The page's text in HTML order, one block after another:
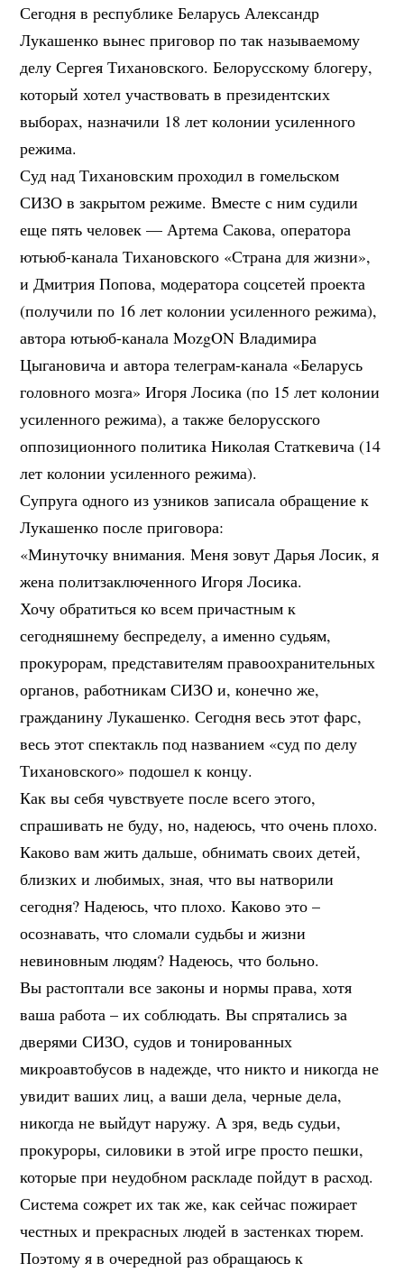
Сегодня в республике Беларусь Александр
Лукашенко вынес приговор по так называемому
делу Сергея Тихановского. Белорусскому блогеру,
который хотел участвовать в президентских
выборах, назначили 18 лет колонии усиленного
режима.
Суд над Тихановским проходил в гомельском
СИЗО в закрытом режиме. Вместе с ним судили
еще пять человек — Артема Сакова, оператора
ютьюб-канала Тихановского «Страна для жизни»,
и Дмитрия Попова, модератора соцсетей проекта
(получили по 16 лет колонии усиленного режима),
автора ютьюб-канала MozgON Владимира
Цыгановича и автора телеграм-канала «Беларусь
головного мозга» Игоря Лосика (по 15 лет колонии
усиленного режима), а также белорусского
оппозиционного политика Николая Статкевича (14
лет колонии усиленного режима).
Супруга одного из узников записала обращение к
Лукашенко после приговора:
«Минуточку внимания. Меня зовут Дарья Лосик, я
жена политзаключенного Игоря Лосика.
Хочу обратиться ко всем причастным к
сегодняшнему беспределу, а именно судьям,
прокурорам, представителям правоохранительных
органов, работникам СИЗО и, конечно же,
гражданину Лукашенко. Сегодня весь этот фарс,
весь этот спектакль под названием «суд по делу
Тихановского» подошел к концу.
Как вы себя чувствуете после всего этого,
спрашивать не буду, но, надеюсь, что очень плохо.
Каково вам жить дальше, обнимать своих детей,
близких и любимых, зная, что вы натворили
сегодня? Надеюсь, что плохо. Каково это –
осознавать, что сломали судьбы и жизни
невиновным людям? Надеюсь, что больно.
Вы растоптали все законы и нормы права, хотя
ваша работа – их соблюдать. Вы спрятались за
дверями СИЗО, судов и тонированных
микроавтобусов в надежде, что никто и никогда не
увидит ваших лиц, а ваши дела, черные дела,
никогда не выйдут наружу. А зря, ведь судьи,
прокуроры, силовики в этой игре просто пешки,
которые при неудобном раскладе пойдут в расход.
Система сожрет их так же, как сейчас пожирает
честных и прекрасных людей в застенках тюрем.
Поэтому я в очередной раз обращаюсь к